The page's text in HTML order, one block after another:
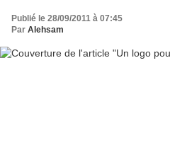
Publié le 28/09/2011 à 07:45
Par Alehsam